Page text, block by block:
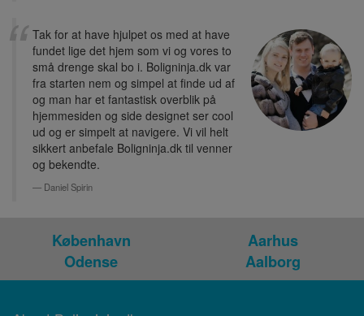
Tak for at have hjulpet os med at have
fundet lige det hjem som vi og vores to
små drenge skal bo i. Boligninja.dk var
fra starten nem og simpel at finde ud af
og man har et fantastisk overblik på
hjemmesiden og side designet ser cool
ud og er simpelt at navigere. Vi vil helt
sikkert anbefale Boligninja.dk til venner
og bekendte.
Daniel Spirin
København
Aarhus
Odense
Aalborg